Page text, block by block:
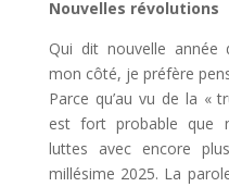
Nouvelles révolutions
Qui dit nouvelle année
mon côté, je préfère
Parce qu’au vu de la «
est fort probable que
luttes avec encore
millésime 2025. La